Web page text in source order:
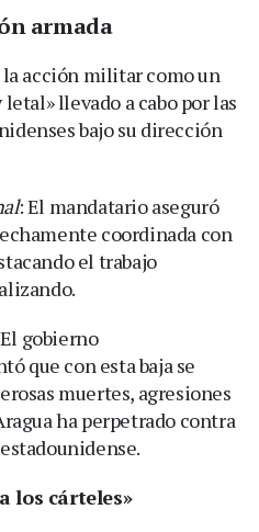
armada
acción militar como un
llevado a cabo por las
bajo su dirección
: El mandatario aseguró
coordinada con
el trabajo
gobierno
que con esta baja se
muertes, agresiones
ha perpetrado contra
los cárteles»